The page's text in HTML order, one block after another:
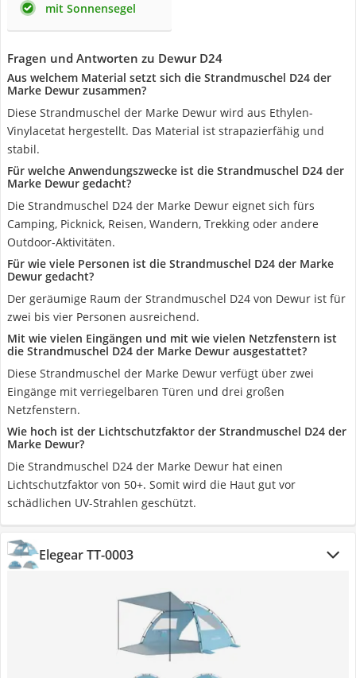
mit Sonnensegel
Fragen und Antworten zu Dewur D24
Aus welchem Material setzt sich die Strandmuschel D24 der
Marke Dewur zusammen?
Diese Strandmuschel der Marke Dewur wird aus Ethylen-
Vinylacetat hergestellt. Das Material ist strapazierfähig und
stabil.
Für welche Anwendungszwecke ist die Strandmuschel D24 der
Marke Dewur gedacht?
Die Strandmuschel D24 der Marke Dewur eignet sich fürs
Camping, Picknick, Reisen, Wandern, Trekking oder andere
Outdoor-Aktivitäten.
Für wie viele Personen ist die Strandmuschel D24 der Marke
Dewur gedacht?
Der geräumige Raum der Strandmuschel D24 von Dewur ist für
zwei bis vier Personen ausreichend.
Mit wie vielen Eingängen und mit wie vielen Netzfenstern ist
die Strandmuschel D24 der Marke Dewur ausgestattet?
Diese Strandmuschel der Marke Dewur verfügt über zwei
Eingänge mit verriegelbaren Türen und drei großen
Netzfenstern.
Wie hoch ist der Lichtschutzfaktor der Strandmuschel D24 der
Marke Dewur?
Die Strandmuschel D24 der Marke Dewur hat einen
Lichtschutzfaktor von 50+. Somit wird die Haut gut vor
schädlichen UV-Strahlen geschützt.
Elegear ‎TT-0003